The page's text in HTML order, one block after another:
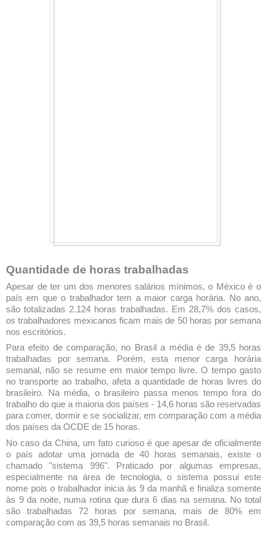
Quantidade de horas trabalhadas
Apesar de ter um dos menores salários mínimos, o México é o
país em que o trabalhador tem a maior carga horária. No ano,
são totalizadas 2.124 horas trabalhadas. Em 28,7% dos casos,
os trabalhadores mexicanos ficam mais de 50 horas por semana
nos escritórios.
Para efeito de comparação, no Brasil a média é de 39,5 horas
trabalhadas por semana. Porém, esta menor carga horária
semanal, não se resume em maior tempo livre. O tempo gasto
no transporte ao trabalho, afeta a quantidade de horas livres do
brasileiro. Na média, o brasileiro passa menos tempo fora do
trabalho do que a maioria dos países - 14,6 horas são reservadas
para comer, dormir e se socializar, em comparação com a média
dos países da OCDE de 15 horas.
No caso da China, um fato curioso é que apesar de oficialmente
o país adotar uma jornada de 40 horas semanais, existe o
chamado "sistema 996". Praticado por algumas empresas,
especialmente na área de tecnologia, o sistema possui este
nome pois o trabalhador inicia às 9 da manhã e finaliza somente
às 9 da noite, numa rotina que dura 6 dias na semana. No total
são trabalhadas 72 horas por semana, mais de 80% em
comparação com as 39,5 horas semanais no Brasil.